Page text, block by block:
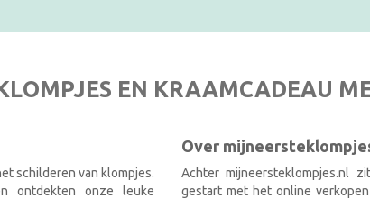
EN KRAAMCADEAU
schilderen van klompjes.
ontdekten onze leuke
Over
Achter mijneersteklompjes.nl
gestart met het online